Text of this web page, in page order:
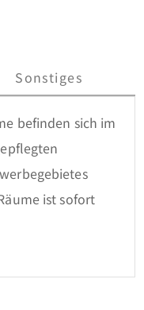
Sonstiges
befinden sich im
ist sofort